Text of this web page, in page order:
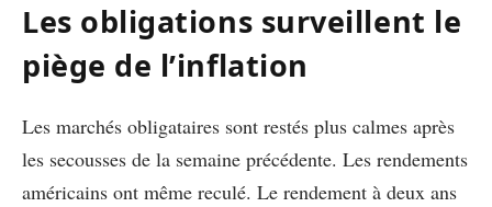
Les obligations surveillent le
piège de l’inflation
Les marchés obligataires sont restés plus calmes après
les secousses de la semaine précédente. Les rendements
américains ont même reculé. Le rendement à deux ans